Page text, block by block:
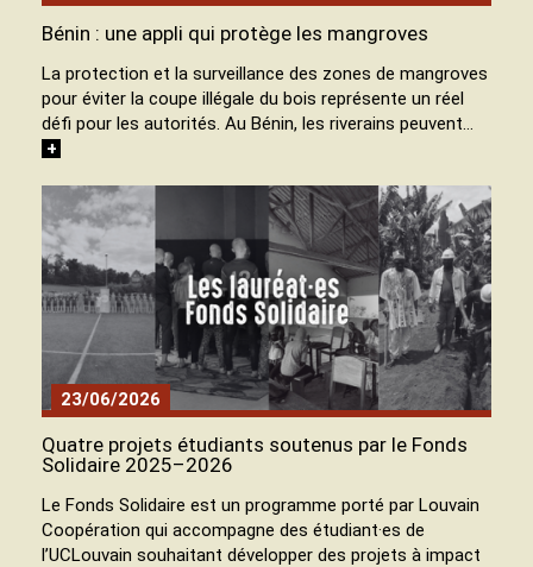
Bénin : une appli qui protège les mangroves
La protection et la surveillance des zones de mangroves
pour éviter la coupe illégale du bois représente un réel
défi pour les autorités. Au Bénin, les riverains peuvent…
+
23/06/2026
Quatre projets étudiants soutenus par le Fonds
Solidaire 2025–2026
Le Fonds Solidaire est un programme porté par Louvain
Coopération qui accompagne des étudiant·es de
l’UCLouvain souhaitant développer des projets à impact